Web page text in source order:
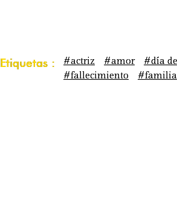
Etiquetas : #actriz #amor #día
#fallecimiento
#familia